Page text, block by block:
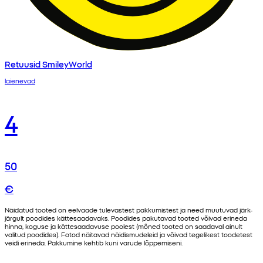
Retuusid SmileyWorld
laienevad
4
50
€
Näidatud tooted on eelvaade tulevastest pakkumistest ja need muutuvad järk-
järgult poodides kättesaadavaks. Poodides pakutavad tooted võivad erineda
hinna, koguse ja kättesaadavuse poolest (mõned tooted on saadaval ainult
valitud poodides). Fotod näitavad näidismudeleid ja võivad tegelikest toodetest
veidi erineda. Pakkumine kehtib kuni varude lõppemiseni.